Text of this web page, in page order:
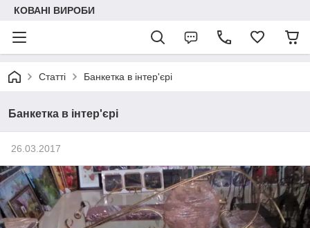
КОВАНІ ВИРОБИ
Статті Банкетка в інтер'єрі
Банкетка в інтер'єрі
26.03.2017